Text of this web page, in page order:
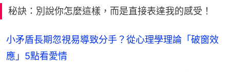
秘訣：別說你怎麼這樣，而是直接表達我的感受！
小矛盾長期忽視易導致分手？從心理學理論「破窗效
應」5點看愛情